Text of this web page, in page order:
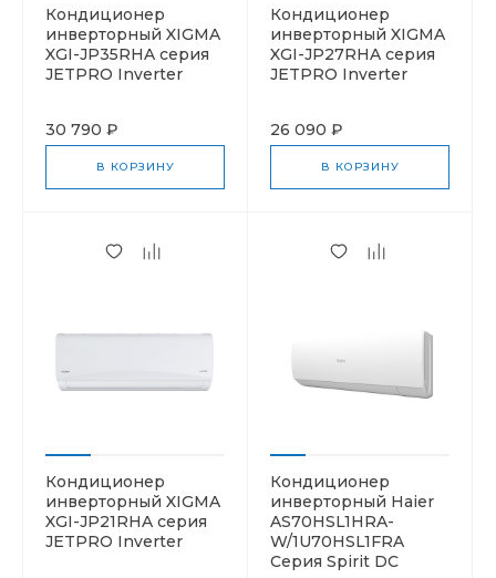
Кондиционер
инверторный XIGMA
XGI-JP35RHA серия
JETPRO Inverter
30 790 ₽
В КОРЗИНУ
Кондиционер
инверторный XIGMA
XGI-JP27RHA серия
JETPRO Inverter
26 090 ₽
В КОРЗИНУ
Кондиционер
инверторный XIGMA
XGI-JP21RHA серия
JETPRO Inverter
Кондиционер
инверторный Haier
AS70HSL1HRA-
W/1U70HSL1FRA
Серия Spirit DC